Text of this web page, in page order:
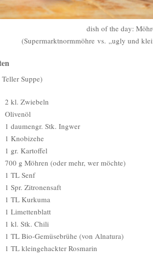
dish of the day:
(Supermarktnormmöhre vs. „ugly und
Suppe)
2 kl. Zwiebeln
Olivenöl
1 daumengr. Stk. Ingwer
1 Knobizehe
1 gr. Kartoffel
700 g Möhren (oder mehr, wer möchte)
1 TL Senf
1 Spr. Zitronensaft
1 TL Kurkuma
1 Limettenblatt
1 kl. Stk. Chili
1 TL Bio-Gemüsebrühe (von Alnatura)
1 TL kleingehackter Rosmarin